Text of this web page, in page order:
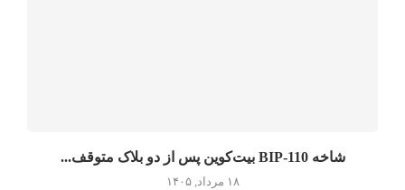
شاخه BIP-110 بیت‌کوین پس از دو بلاک متوقف...
۱۸ مرداد, ۱۴۰۵